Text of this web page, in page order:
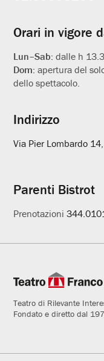
utili
Orari in vigore
Lun–Sab:dalle h
Dom:apertura del
dello spettacolo.
Indirizzo
Via Pier Lombardo 14
Parenti Bistrot
Prenotazioni
Teatro di Rilevante
Fondato e diretto dal